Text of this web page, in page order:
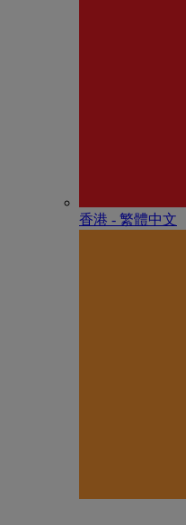
香港 - 繁體中文